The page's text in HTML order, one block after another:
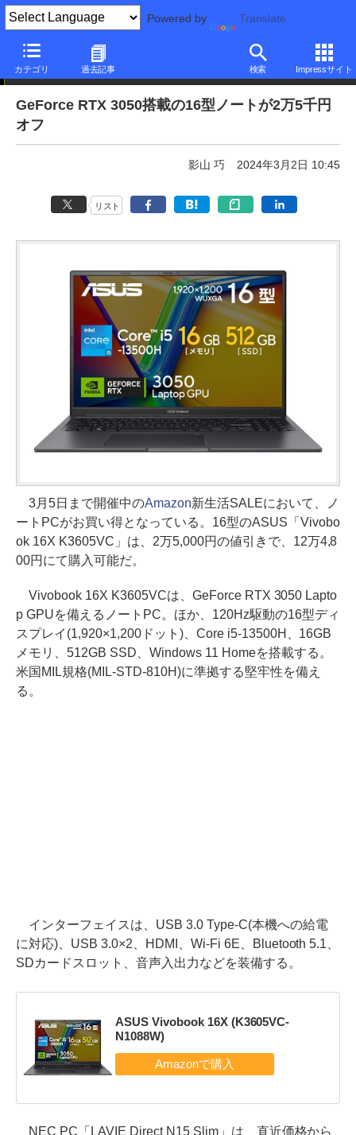
Powered by Translate
カテゴリ 過去記事 検索 Impressサイト
本日みつけたお買い得品
GeForce RTX 3050搭載の16型ノートが2万5千円
オフ
影山 巧 2024年3月2日 10:45
リスト
3月5日まで開催中のAmazon新生活SALEにおいて、ノ
ートPCがお買い得となっている。16型のASUS「Vivobo
ok 16X K3605VC」は、2万5,000円の値引きで、12万4,8
00円にて購入可能だ。
Vivobook 16X K3605VCは、GeForce RTX 3050 Lapto
p GPUを備えるノートPC。ほか、120Hz駆動の16型ディ
スプレイ(1,920×1,200ドット)、Core i5-13500H、16GB
メモリ、512GB SSD、Windows 11 Homeを搭載する。
米国MIL規格(MIL-STD-810H)に準拠する堅牢性を備え
る。
インターフェイスは、USB 3.0 Type-C(本機への給電
に対応)、USB 3.0×2、HDMI、Wi-Fi 6E、Bluetooth 5.1、
SDカードスロット、音声入出力などを装備する。
ASUS Vivobook 16X (K3605VC-
N1088W)
NEC PC「LAVIE Direct N15 Slim」は、直近価格から